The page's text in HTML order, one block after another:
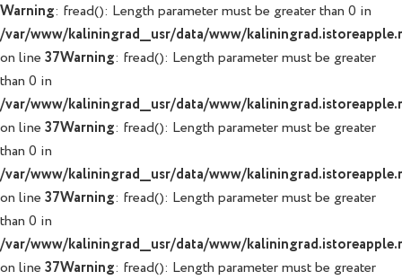
Warning: fread(): Length parameter must be greater than 0 in
/var/www/kaliningrad__usr/data/www/
on line 37Warning: fread(): Length parameter must be greater
than 0 in
/var/www/kaliningrad__usr/data/www/
on line 37Warning: fread(): Length parameter must be greater
than 0 in
/var/www/kaliningrad__usr/data/www/
on line 37Warning: fread(): Length parameter must be greater
than 0 in
/var/www/kaliningrad__usr/data/www/
on line 37Warning: fread(): Length parameter must be greater